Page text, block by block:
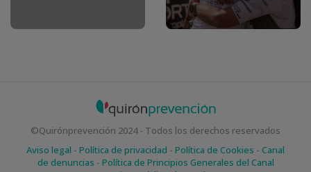
©Quirónprevención 2024 - Todos los derechos reservados
Aviso legal - Política de privacidad - Política de Cookies - Canal
de denuncias - Política de Principios Generales del Canal